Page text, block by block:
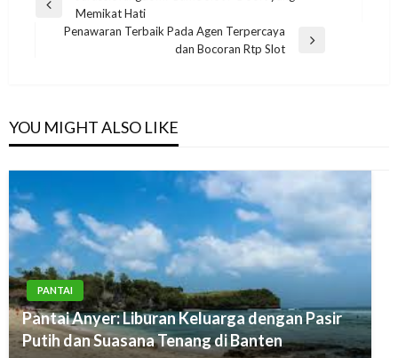
PreviousMemikat Hati
Penawaran Terbaik Pada Agen Terpercaya
dan Bocoran Rtp Slot
YOU MIGHT ALSO LIKE
PANTAI
Pantai Anyer: Liburan Keluarga dengan Pasir
Putih dan Suasana Tenang di Banten